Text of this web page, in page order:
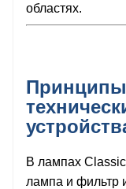
областях.
В лампах Classic
лампа и фильтр